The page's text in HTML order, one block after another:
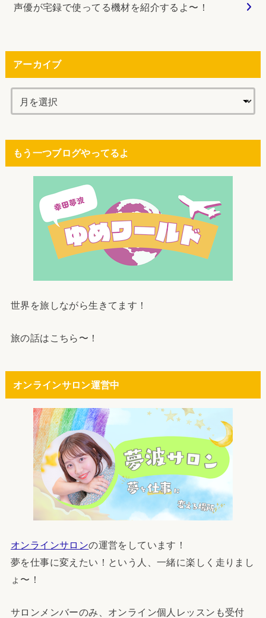
声優が宅録で使ってる機材を紹介するよ〜！
アーカイブ
もう一つブログやってるよ
世界を旅しながら生きてます！
旅の話はこちら〜！
オンラインサロン運営中
オンラインサロンの運営をしています！
夢を仕事に変えたい！という人、一緒に楽しく走りまし
ょ〜！
サロンメンバーのみ、オンライン個人レッスンも受付